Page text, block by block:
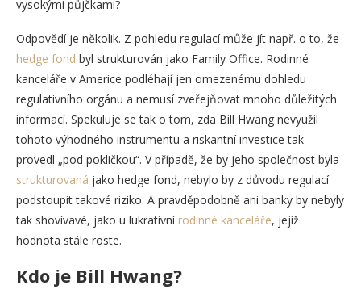
vysokými půjčkami?
Odpovědí je několik. Z pohledu regulací může jít např. o to, že
hedge fond byl strukturován jako Family Office. Rodinné
kanceláře v Americe podléhají jen omezenému dohledu
regulativního orgánu a nemusí zveřejňovat mnoho důležitých
informací. Spekuluje se tak o tom, zda Bill Hwang nevyužil
tohoto výhodného instrumentu a riskantní investice tak
provedl „pod pokličkou“. V případě, že by jeho společnost byla
strukturovaná jako hedge fond, nebylo by z důvodu regulací
podstoupit takové riziko. A pravděpodobně ani banky by nebyly
tak shovívavé, jako u lukrativní rodinné kanceláře, jejíž
hodnota stále roste.
Kdo je Bill Hwang?